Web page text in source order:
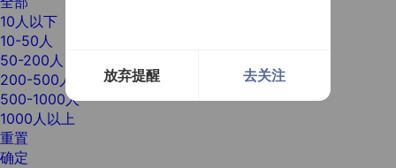
放弃提醒 去关注
10人以下
10-50人
50-200人
200-500人
500-1000人
1000人以上
重置
确定